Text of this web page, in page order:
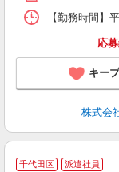
【勤務時間】
応
キー
株式会
千代田区 派遣社員